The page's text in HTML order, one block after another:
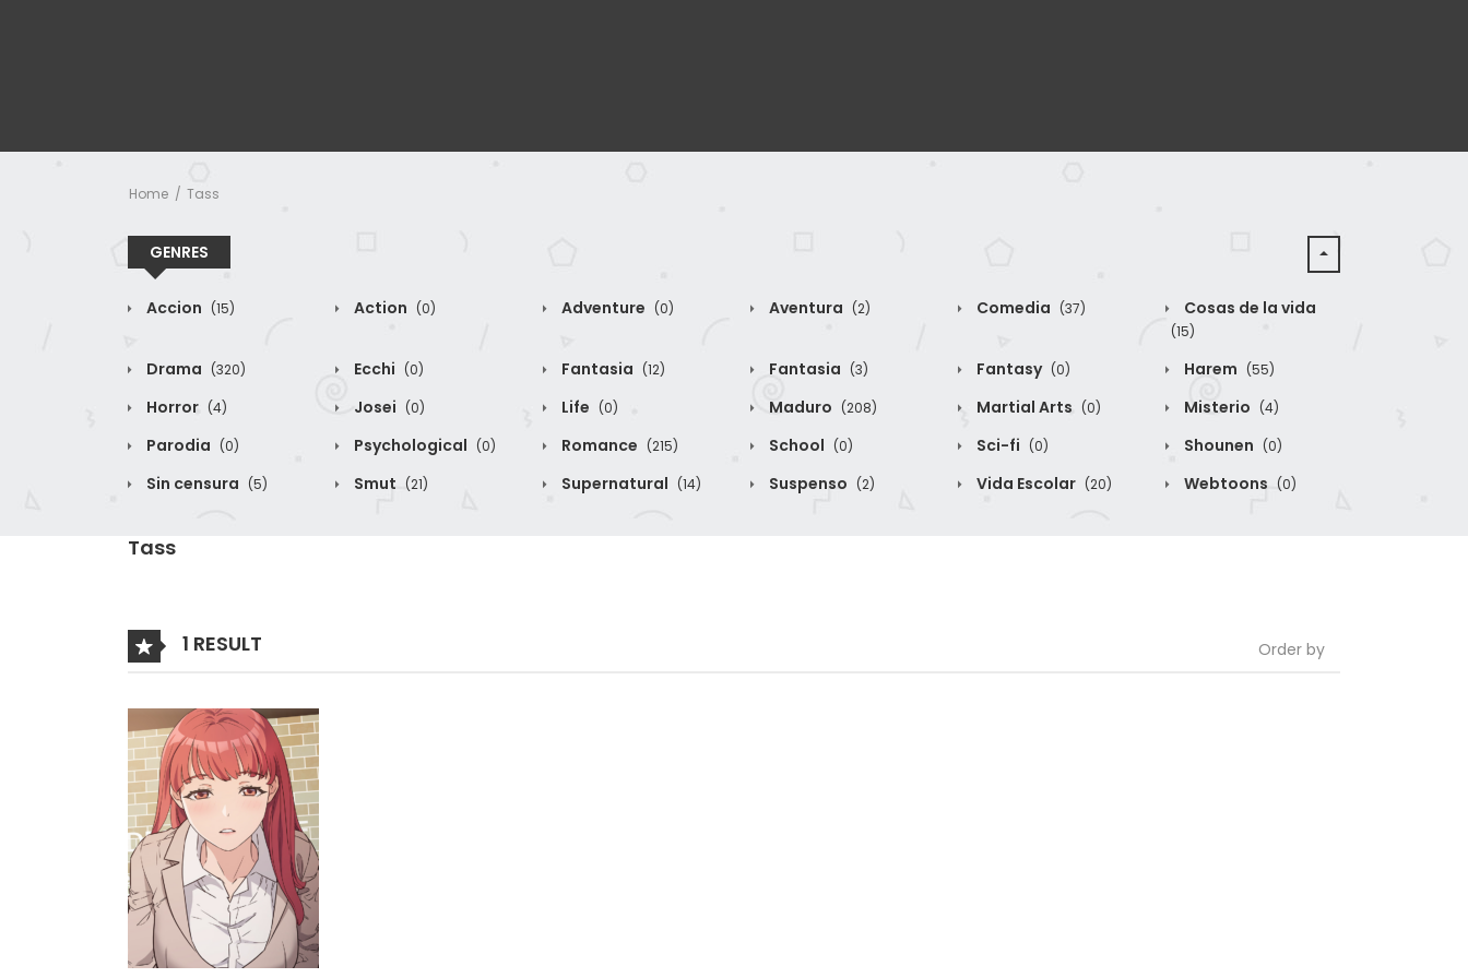
Home Tass
GENRES
Accion (15) Action (0) Adventure (0) Aventura (2) Comedia (37) Cosas de la vida
(15)
Drama (320) Ecchi (0) Fantasia (12) Fantasia (3) Fantasy (0) Harem (55)
Horror (4) Josei (0) Life (0) Maduro (208) Martial Arts (0) Misterio (4)
Parodia (0) Psychological (0) Romance (215) School (0) Sci-fi (0) Shounen (0)
Sin censura (5) Smut (21) Supernatural (14) Suspenso (2) Vida Escolar (20) Webtoons (0)
Tass
1 RESULT Order by